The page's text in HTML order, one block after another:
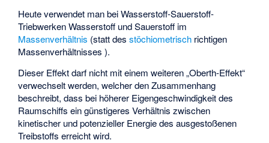
Heute verwendet man bei Wasserstoff-Sauerstoff-
Triebwerken Wasserstoff und Sauerstoff im
Massenverhältnis (statt desstöchiometrisch richtigen
Massenverhältnisses).
Dieser Effekt darf nicht mit einem weiteren „Oberth-Effekt“
verwechselt werden, welcher den Zusammenhang
beschreibt, dass bei höherer Eigengeschwindigkeit des
Raumschiffs ein günstigeres Verhältnis zwischen
kinetischer und potenzieller Energie des ausgestoßenen
Treibstoffs erreicht wird.